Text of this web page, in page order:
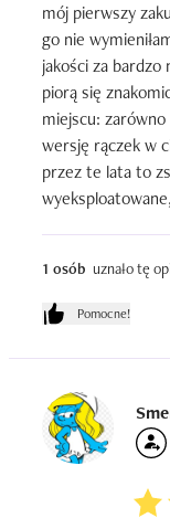
mój pierwszy
go nie
jakości za bardzo
piorą się
miejscu: zarówno
wersję rączek w
przez te lata to
1 osób uznało tę
Pomocne!